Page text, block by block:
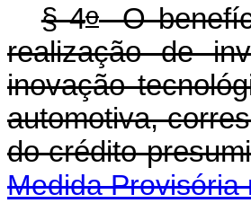
§ 4oO
realização de
inovação
automotiva,
do crédito
Medida Provisória